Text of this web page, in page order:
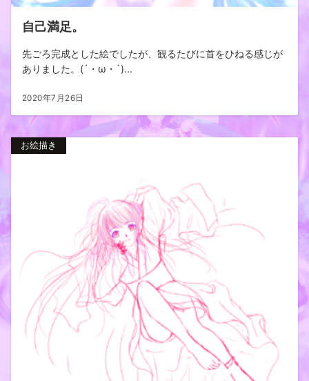
自己満足。
先ごろ完成とした絵でしたが、観るたびに首をひねる感じが
ありました。(´・ω・`)...
2020年7月26日
お絵描き